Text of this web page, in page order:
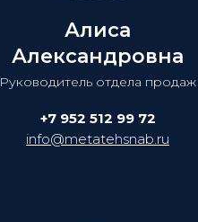
Алиса
Александровна
Руководитель отдела продаж
+7 952 512 99 72
info@metatehsnab.ru